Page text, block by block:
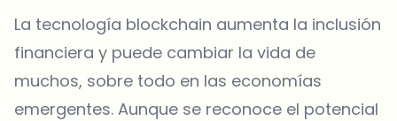
La tecnología blockchain aumenta la inclusión
financiera y puede cambiar la vida de
muchos, sobre todo en las economías
emergentes. Aunque se reconoce el potencial